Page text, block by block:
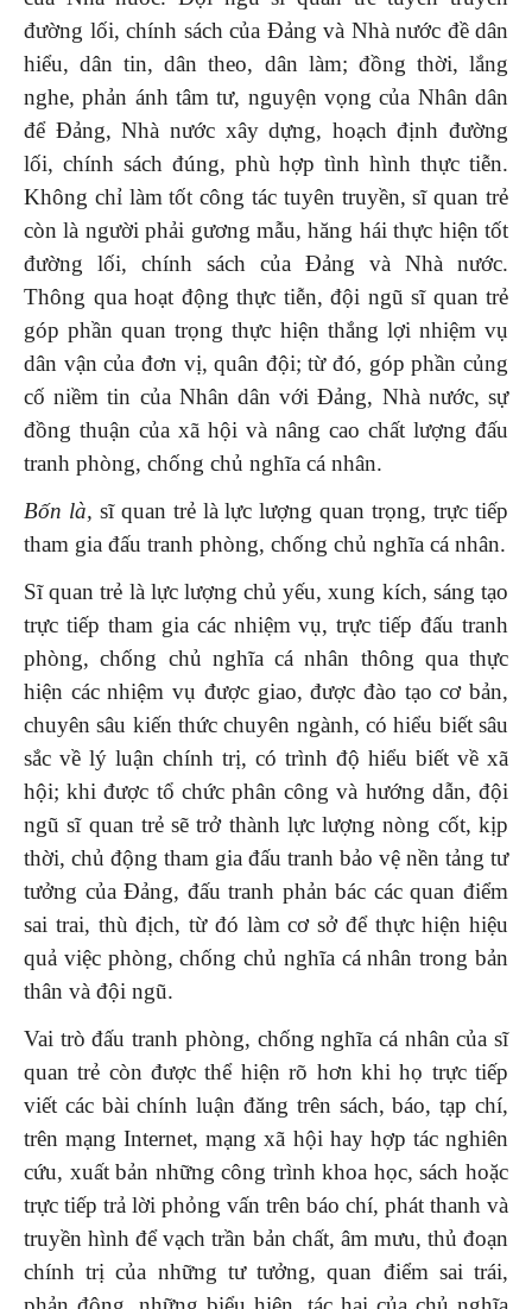
đường lối, chính sách của Đảng và Nhà nước đề dân
hiểu, dân tin, dân theo, dân làm; đồng thời, lắng
nghe, phản ánh tâm tư, nguyện vọng của Nhân dân
để Đảng, Nhà nước xây dựng, hoạch định đường
lối, chính sách đúng, phù hợp tình hình thực tiễn.
Không chỉ làm tốt công tác tuyên truyền, sĩ quan trẻ
còn là người phải gương mẫu, hăng hái thực hiện tốt
đường lối, chính sách của Đảng và Nhà nước.
Thông qua hoạt động thực tiễn, đội ngũ sĩ quan trẻ
góp phần quan trọng thực hiện thắng lợi nhiệm vụ
dân vận của đơn vị, quân đội; từ đó, góp phần củng
cố niềm tin của Nhân dân với Đảng, Nhà nước, sự
đồng thuận của xã hội và nâng cao chất lượng đấu
tranh phòng, chống chủ nghĩa cá nhân.
Bốn là, sĩ quan trẻ là lực lượng quan trọng, trực tiếp
tham gia đấu tranh phòng, chống chủ nghĩa cá nhân.
Sĩ quan trẻ là lực lượng chủ yếu, xung kích, sáng tạo
trực tiếp tham gia các nhiệm vụ, trực tiếp đấu tranh
phòng, chống chủ nghĩa cá nhân thông qua thực
hiện các nhiệm vụ được giao, được đào tạo cơ bản,
chuyên sâu kiến thức chuyên ngành, có hiểu biết sâu
sắc về lý luận chính trị, có trình độ hiểu biết về xã
hội; khi được tổ chức phân công và hướng dẫn, đội
ngũ sĩ quan trẻ sẽ trở thành lực lượng nòng cốt, kịp
thời, chủ động tham gia đấu tranh bảo vệ nền tảng tư
tưởng của Đảng, đấu tranh phản bác các quan điểm
sai trai, thù địch, từ đó làm cơ sở để thực hiện hiệu
quả việc phòng, chống chủ nghĩa cá nhân trong bản
thân và đội ngũ.
Vai trò đấu tranh phòng, chống nghĩa cá nhân của sĩ
quan trẻ còn được thể hiện rõ hơn khi họ trực tiếp
viết các bài chính luận đăng trên sách, báo, tạp chí,
trên mạng Internet, mạng xã hội hay hợp tác nghiên
cứu, xuất bản những công trình khoa học, sách hoặc
trực tiếp trả lời phỏng vấn trên báo chí, phát thanh và
truyền hình để vạch trần bản chất, âm mưu, thủ đoạn
chính trị của những tư tưởng, quan điểm sai trái,